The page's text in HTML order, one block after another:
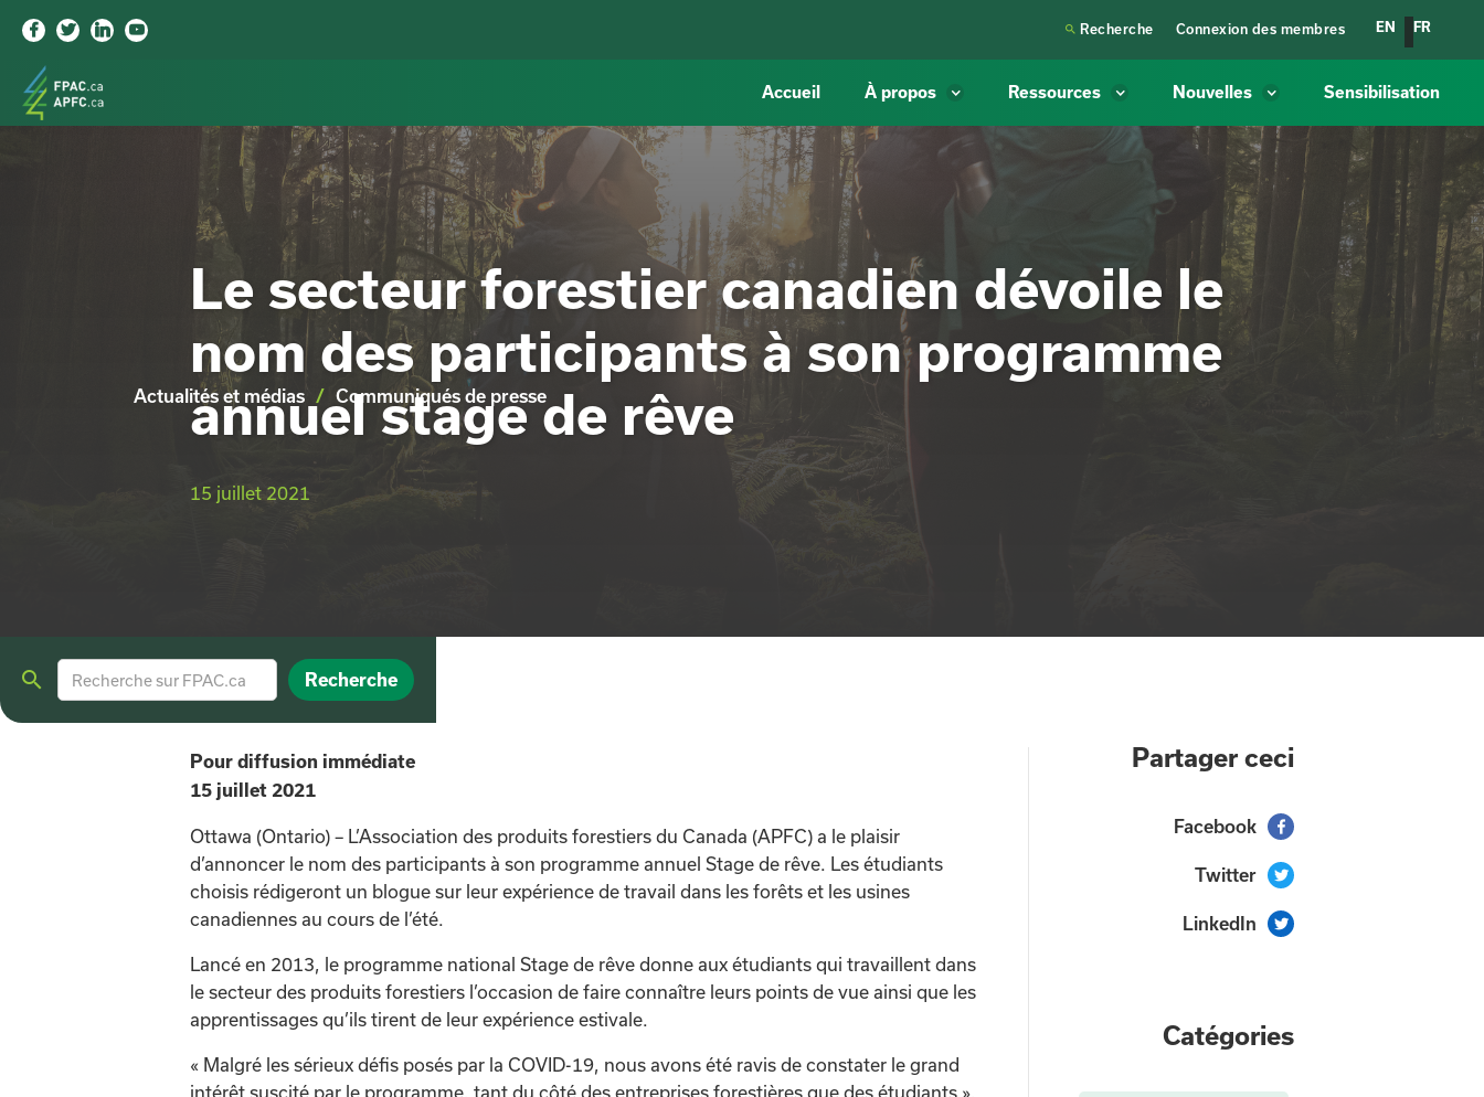
     Recherche Connexion des membres EN FR
Accueil À propos Ressources Nouvelles Sensibilisation
Actualités et médias / Communiqués de presse
Le secteur forestier canadien dévoile le
nom des participants à son programme
annuel stage de rêve
15 juillet 2021

Pour diffusion immédiate
15 juillet 2021
Ottawa (Ontario) – L’Association des produits forestiers du Canada (APFC) a le plaisir
d’annoncer le nom des participants à son programme annuel Stage de rêve. Les étudiants
choisis rédigeront un blogue sur leur expérience de travail dans les forêts et les usines
canadiennes au cours de l’été.
Lancé en 2013, le programme national Stage de rêve donne aux étudiants qui travaillent dans
le secteur des produits forestiers l’occasion de faire connaître leurs points de vue ainsi que les
apprentissages qu’ils tirent de leur expérience estivale.
« Malgré les sérieux défis posés par la COVID-19, nous avons été ravis de constater le grand
intérêt suscité par le programme, tant du côté des entreprises forestières que des étudiants »,
Partager ceci
Facebook 
Twitter 
LinkedIn 
Catégories